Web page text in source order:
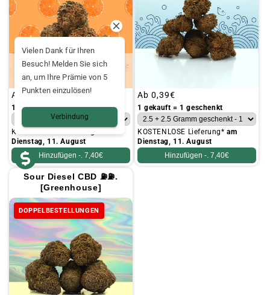
Üblicher
Preis
Ab 0,39€
1 gekauft = 1 geschenkt
KOSTENLOSE Lieferung*
Dienstag, 11. August
Hinzufügen -. 7,40€
Üblicher
Preis
Ab 0,39€
1 gekauft = 1 geschenkt
KOSTENLOSE Lieferung*am
Dienstag, 11. August
Hinzufügen -. 7,40€
Sour Diesel CBD ⛽⛽.
[Greenhouse]
DOPPELBESTELLUNGEN
Vielen Dank für Ihren
Besuch! Melden Sie sich
an, um Ihre Prämie von 5
Punkten einzulösen!
Verbindung